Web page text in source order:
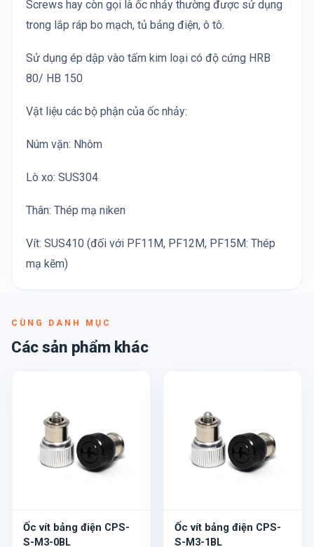
Screws hay còn gọi là ốc nhảy thường được sử dụng
trong lắp ráp bo mạch, tủ bảng điện, ô tô.
Sử dụng ép dập vào tấm kim loại có độ cứng HRB
80/ HB 150
Vật liệu các bộ phận của ốc nhảy:
Núm vặn: Nhôm
Lò xo: SUS304
Thân: Thép mạ niken
Vít: SUS410 (đối với PF11M, PF12M, PF15M: Thép
mạ kẽm)
CÙNG DANH MỤC
Các sản phẩm khác
Ốc vít bảng điện CPS-
S-M3-0BL
Ốc vít bảng điện CPS-
S-M3-1BL